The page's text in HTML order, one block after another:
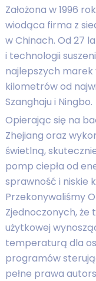
Założona w 1996
wiodąca firma z
w Chinach. Od 27
i technologii
najlepszych marek
kilometrów od
Szanghaju i Ningbo.
Opierając się na
Zhejiang oraz
świetlną,
pomp ciepła od
sprawność i niskie
Przekonywaliśmy
Zjednoczonych,
użytkowej
temperaturą dla
programów
pełne prawa